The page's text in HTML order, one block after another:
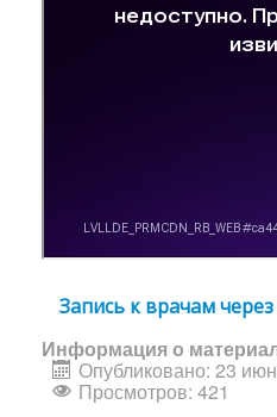
Запись к врачам
Информация о
Опубликовано: 23
Просмотров: 421